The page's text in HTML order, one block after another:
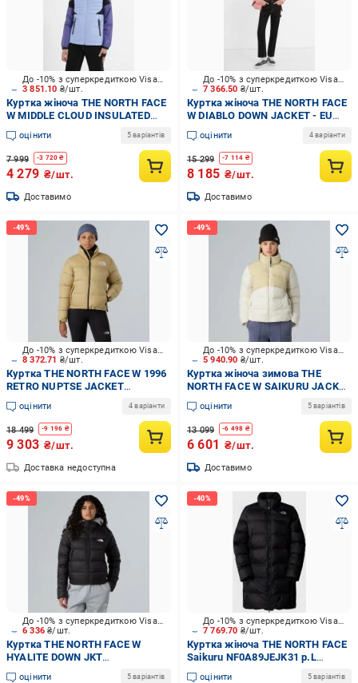
3 851.10 ₴/шт.
До -10% з суперкредиткою Visa Вигода
Куртка жіноча THE NORTH FACE
W MIDDLE CLOUD INSULATED
NF0A851UOS71 р.M блакитна
оцінити 5 варіантів
7 999 -3 720 ₴
4 279 ₴/шт.
Доставимо
7 366.50 ₴/шт.
До -10% з суперкредиткою Visa Вигода
Куртка жіноча THE NORTH FACE
W DIABLO DOWN JACKET - EU
NF0A4SVKOF61 р.M рожева
оцінити 4 варіанти
15 299 -7 114 ₴
8 185 ₴/шт.
Доставимо
8 372.71 ₴/шт.
До -10% з суперкредиткою Visa Вигода
Куртка THE NORTH FACE W 1996
RETRO NUPTSE JACKET
NF0A3XEOGM31 р.XS
оцінити 4 варіанти
18 499 -9 196 ₴
9 303 ₴/шт.
Доставка недоступна
5 940.90 ₴/шт.
До -10% з суперкредиткою Visa Вигода
Куртка жіноча зимова THE
NORTH FACE W SAIKURU JACKET
NF0A89JDTIU1 р.S бежева
оцінити 5 варіантів
13 099 -6 498 ₴
6 601 ₴/шт.
Доставимо
6 336₴/шт.
До -10% з суперкредиткою Visa Вигода
Куртка THE NORTH FACE W
HYALITE DOWN JKT
NF0A8E73JK31 р.L
оцінити 5 варіантів
7 769.70 ₴/шт.
До -10% з суперкредиткою Visa Вигода
Куртка жіноча THE NORTH FACE
Saikuru NF0A89JEJK31 р.L
чорний
оцінити 5 варіантів